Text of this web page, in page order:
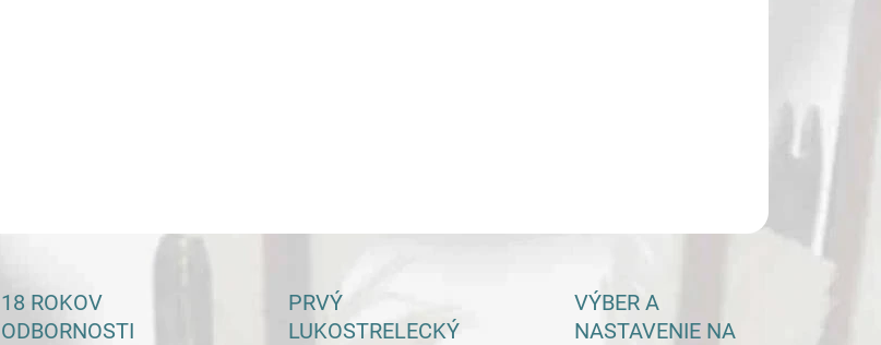
18 ROKOV
ODBORNOSTI
PRVÝ
LUKOSTRELECKÝ
VÝBER A
NASTAVENIE NA